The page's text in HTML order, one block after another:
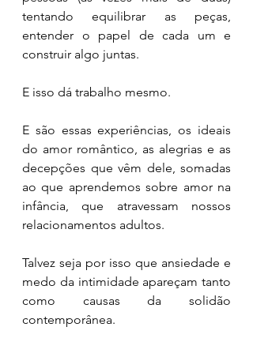
tentando equilibrar as peças,
entender o papel de cada um e
construir algo juntas.
E isso dá trabalho mesmo.
E são essas experiências, os ideais
do amor romântico, as alegrias e as
decepções que vêm dele, somadas
ao que aprendemos sobre amor na
infância, que atravessam nossos
relacionamentos adultos.
Talvez seja por isso que ansiedade e
medo da intimidade apareçam tanto
como causas da solidão
contemporânea.